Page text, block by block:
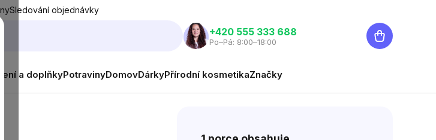
Sledování objednávky
‭+420 555 333 688
Po–Pá: 8:00–18:00
Nákupní
košík
a doplňkyPotravinyDomovDárkyPřírodní kosmetikaZnačky